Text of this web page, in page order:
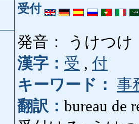
受付
発音： うけつけ
漢字： 受 , 付
キーワード： 事
翻訳： bureau de